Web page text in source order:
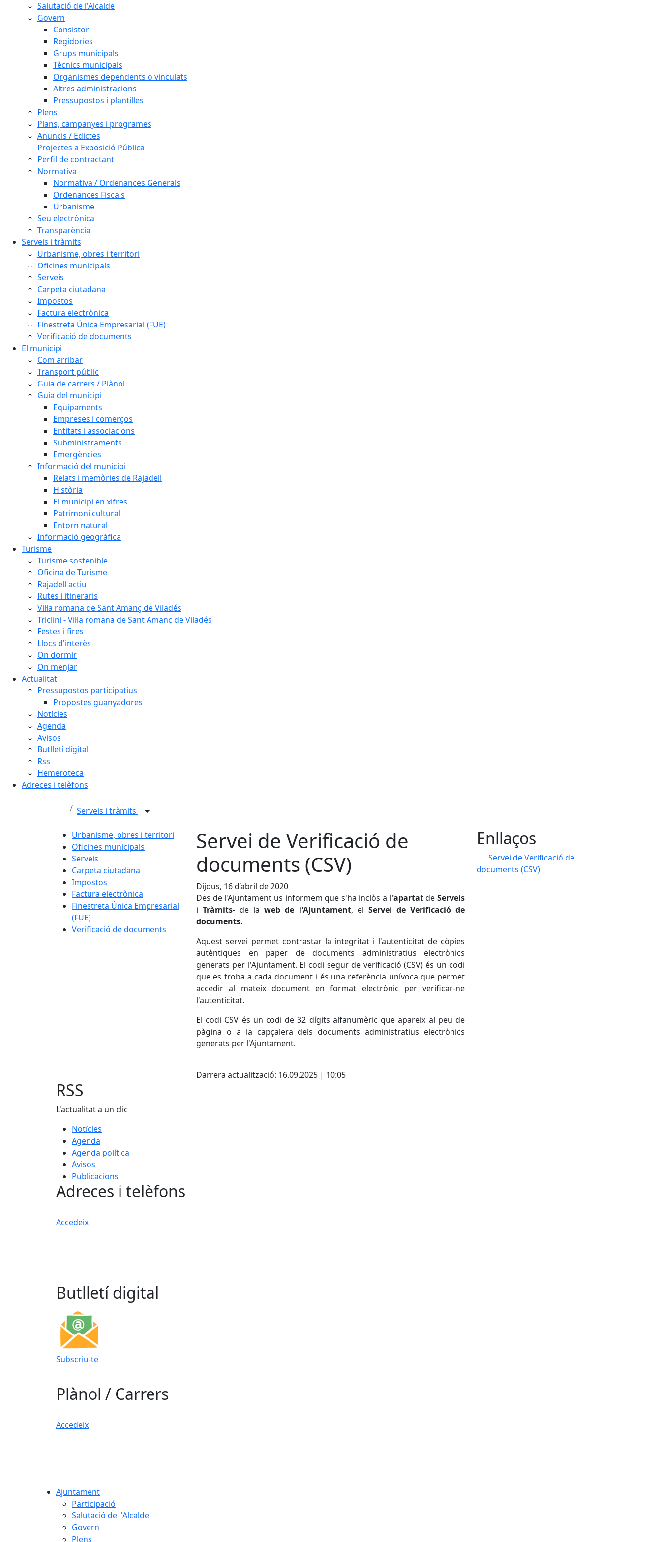
Salutació de l'Alcalde
Govern
Consistori
Regidories
Grups municipals
Tècnics municipals
Organismes dependents o vinculats
Altres administracions
Pressupostos i plantilles
Plens
Plans, campanyes i programes
Anuncis / Edictes
Projectes a Exposició Pública
Perfil de contractant
Normativa
Normativa / Ordenances Generals
Ordenances Fiscals
Urbanisme
Seu electrònica
Transparència
Serveis i tràmits
Urbanisme, obres i territori
Oficines municipals
Serveis
Carpeta ciutadana
Impostos
Factura electrònica
Finestreta Única Empresarial (FUE)
Verificació de documents
El municipi
Com arribar
Transport públic
Guia de carrers / Plànol
Guia del municipi
Equipaments
Empreses i comerços
Entitats i associacions
Subministraments
Emergències
Informació del municipi
Relats i memòries de Rajadell
Història
El municipi en xifres
Patrimoni cultural
Entorn natural
Informació geogràfica
Turisme
Turisme sostenible
Oficina de Turisme
Rajadell actiu
Rutes i itineraris
Vil·la romana de Sant Amanç de Viladés
Triclini - Vil·la romana de Sant Amanç de Viladés
Festes i fires
Llocs d'interès
On dormir
On menjar
Actualitat
Pressupostos participatius
Propostes guanyadores
Notícies
Agenda
Avisos
Butlletí digital
Rss
Hemeroteca
Adreces i telèfons
Serveis i tràmits
Urbanisme, obres i territori
Oficines municipals
Serveis
Carpeta ciutadana
Impostos
Factura electrònica
Finestreta Única Empresarial
(FUE)
Verificació de documents
Servei de Verificació de
documents (CSV)
Dijous, 16 d’abril de 2020
Des de l'Ajuntament us informem que s'ha inclòs a l'apartatdeServeis
iTràmits- de laweb de l'Ajuntament, el Servei de Verificació de
documents.
Aquest servei permet contrastar la integritat i l'autenticitat de còpies
autèntiques en paper de documents administratius electrònics
generats per l'Ajuntament. El codi segur de verificació (CSV) és un codi
que es troba a cada document i és una referència unívoca que permet
accedir al mateix document en format electrònic per verificar-ne
l'autenticitat.
El codi CSV és un codi de 32 dígits alfanumèric que apareix al peu de
pàgina o a la capçalera dels documents administratius electrònics
generats per l'Ajuntament.
Darrera actualització: 16.09.2025 | 10:05
Enllaços
Servei de Verificació de
documents (CSV)
RSS
L'actualitat a un clic
Notícies
Agenda
Agenda política
Avisos
Publicacions
Adreces i telèfons
Accedeix
Butlletí digital
Subscriu-te
Plànol / Carrers
Accedeix
Ajuntament
Participació
Salutació de l'Alcalde
Govern
Plens